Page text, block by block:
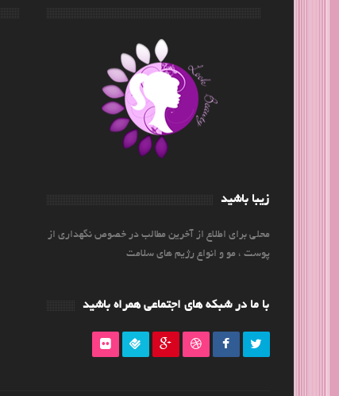
زیبا باشید
محلی برای اطلاع از آخرین مطالب در خصوص نگهداری از
پوست ، مو و انواع رژیم های سلامت
با ما در شبکه های اجتماعی همراه باشید